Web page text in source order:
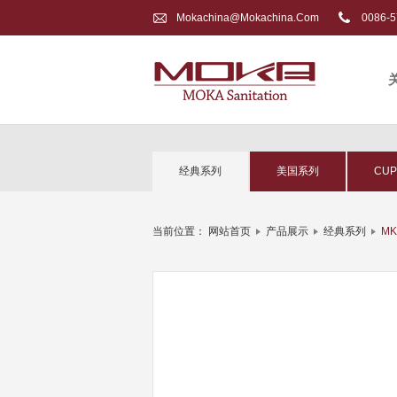
Mokachina@mokachina.com 0086-
经典系列 美国系列
当前位置： 网站首页 产品展示 经典系列